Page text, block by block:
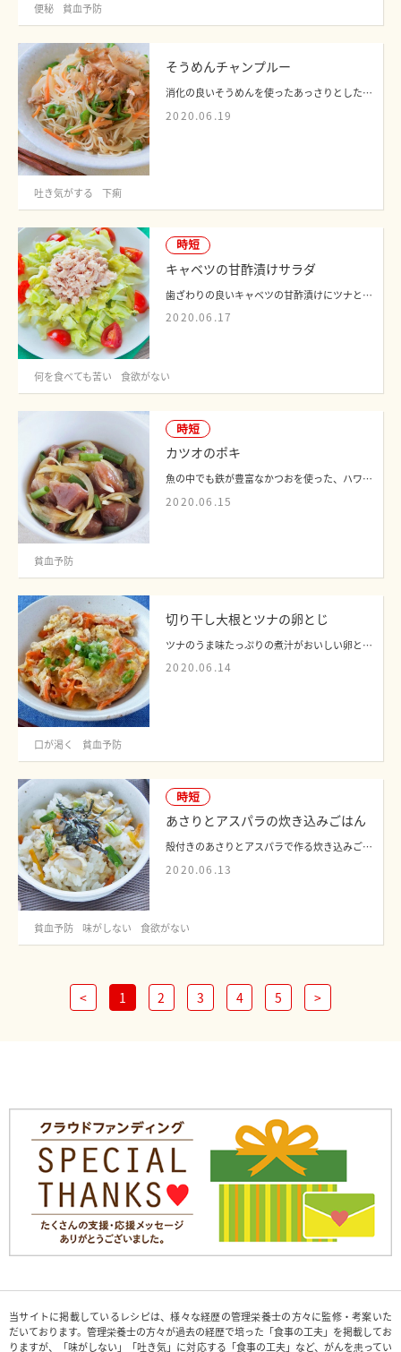
便秘 貧血予防
そうめんチャンプルー
消化の良いそうめんを使ったあっさりとした炒め物で、1品でも栄養バランスを摂りやすい...
2020.06.19
吐き気がする 下痢
時短
キャベツの甘酢漬けサラダ
歯ざわりの良いキャベツの甘酢漬けにツナとトマトを合わせることで、サラダ感覚で楽し...
2020.06.17
何を食べても苦い 食欲がない
時短
カツオのポキ
魚の中でも鉄が豊富なかつおを使った、ハワイ料理「ポキ」のレシピです。簡単に調理で...
2020.06.15
貧血予防
切り干し大根とツナの卵とじ
ツナのうま味たっぷりの煮汁がおいしい卵とじです。水分が多い卵とじは、口が渇くお悩...
2020.06.14
口が渇く 貧血予防
時短
あさりとアスパラの炊き込みごはん
殻付きのあさりとアスパラで作る炊き込みごはんのレシピです。うま味の強い食材を生か...
2020.06.13
貧血予防 味がしない 食欲がない
< 1 2 3 4 5 >
当サイトに掲載しているレシピは、様々な経歴の管理栄養士の方々に監修・考案いた
だいております。管理栄養士の方々が過去の経歴で培った「食事の工夫」を掲載してお
りますが、「味がしない」「吐き気」に対応する「食事の工夫」など、がんを患ってい